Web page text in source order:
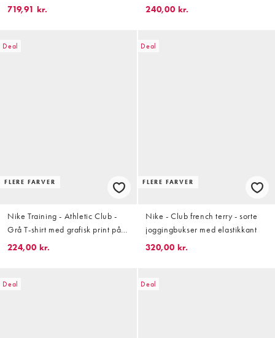
719,91 kr.
240,00 kr.
Deal
FLERE FARVER
Nike Training - Athletic Club -
Grå T-shirt med grafisk print på
ryggen
224,00 kr.
Deal
FLERE FARVER
Nike - Club french terry - sorte
joggingbukser med elastikkant
320,00 kr.
Deal Deal